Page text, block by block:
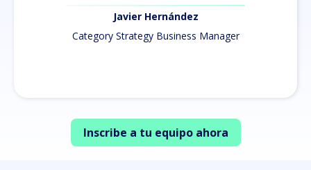
Javier Hernández
Category Strategy Business Manager
Inscribe a tu equipo ahora